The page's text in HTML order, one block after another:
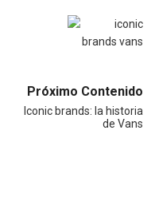
Próximo Contenido
Iconic brands: la historia
de Vans